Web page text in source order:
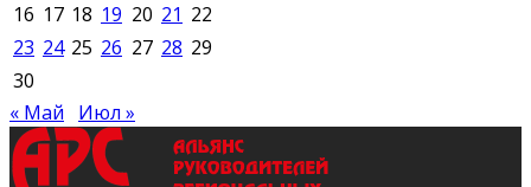
16 17 18 19 20 21 22
23 24 25 26 27 28 29
30
« Май
Июл »